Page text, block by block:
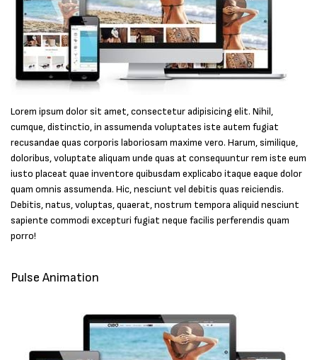
Lorem ipsum dolor sit amet, consectetur adipisicing elit. Nihil,
cumque, distinctio, in assumenda voluptates iste autem fugiat
recusandae quas corporis laboriosam maxime vero. Harum, similique,
doloribus, voluptate aliquam unde quas at consequuntur rem iste eum
iusto placeat quae inventore quibusdam explicabo itaque eaque dolor
quam omnis assumenda. Hic, nesciunt vel debitis quas reiciendis.
Debitis, natus, voluptas, quaerat, nostrum tempora aliquid nesciunt
sapiente commodi excepturi fugiat neque facilis perferendis quam
porro!
Pulse Animation